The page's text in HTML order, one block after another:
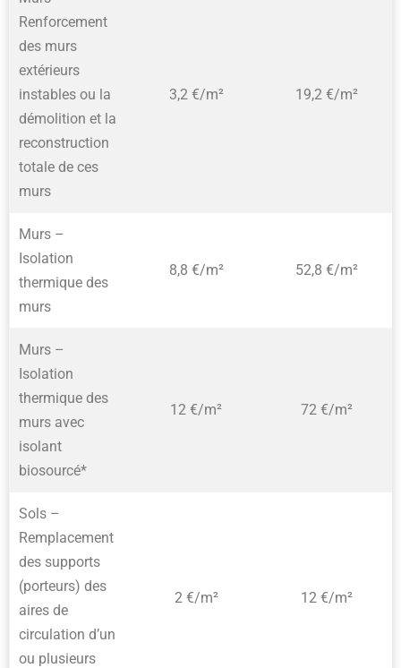
Renforcement
des murs
extérieurs
instables ou la
démolition et la
reconstruction
totale de ces
murs
3,2 €/m² 19,2 €/m²
Murs –
Isolation
thermique des
murs
8,8 €/m² 52,8 €/m²
Murs –
Isolation
thermique des
murs avec
isolant
biosourcé*
12 €/m² 72 €/m²
Sols –
Remplacement
des supports
(porteurs) des
aires de
circulation d’un
ou plusieurs
2 €/m² 12 €/m²